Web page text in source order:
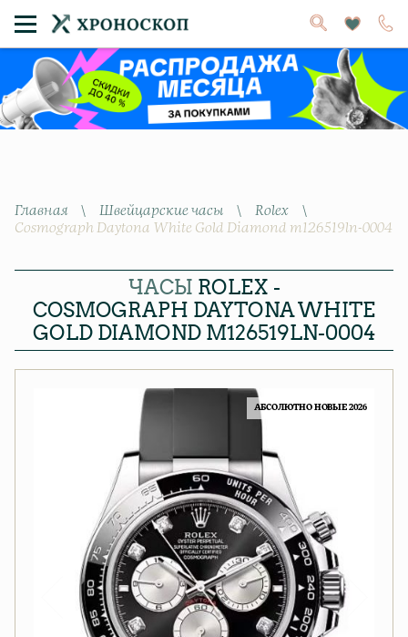
Главная \ Швейцарские часы \ Rolex \
Сosmograph Daytona White Gold Diamond m126519ln-0004
ЧАСЫ ROLEX -
СOSMOGRAPH DAYTONA WHITE
GOLD DIAMOND M126519LN-0004
АБСОЛЮТНО НОВЫЕ 2026